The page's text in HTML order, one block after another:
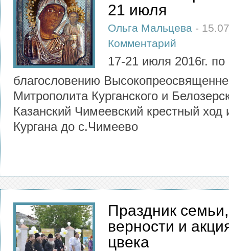
21 июля
Ольга Мальцева -
Комментарий
17-21 июля 2016г. по
благословению
Митрополита Курганского и
Казанский Чимеевский крестный ход
Кургана до с.Чимеево
Праздник
верности и
цвека